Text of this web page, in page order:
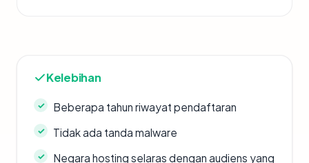
Kelebihan
Beberapa tahun riwayat pendaftaran
Tidak ada tanda malware
Negara hosting selaras dengan audiens yang